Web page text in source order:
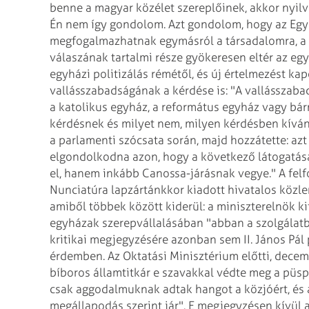
benne a magyar közélet szereplőinek, akkor
Én nem így gondolom. Azt gondolom, hogy az
megfogalmazhatnak egymásról a társadalomra,
válaszának tartalmi része gyökeresen eltér az
egyházi politizálás rémétől, és új értelmezést
vallásszabadságának a kérdése is: "A
a katolikus egyház, a református egyház vagy
kérdésnek és milyet nem, milyen kérdésben
a parlamenti szócsata során, majd hozzátette:
elgondolkodna azon, hogy a következő
el, hanem inkább Canossa-járásnak vegye." A
Nunciatúra lapzártánkkor kiadott hivatalos
amiből többek között kiderül: a miniszterelnök
egyházak szerepvállalásában "abban a
kritikai megjegyzésére azonban sem II. János
érdemben. Az Oktatási Minisztérium előtti,
bíboros államtitkár e szavakkal védte meg a
csak aggodalmuknak adtak hangot a közjóért,
megállapodás szerint jár". E megjegyzésen